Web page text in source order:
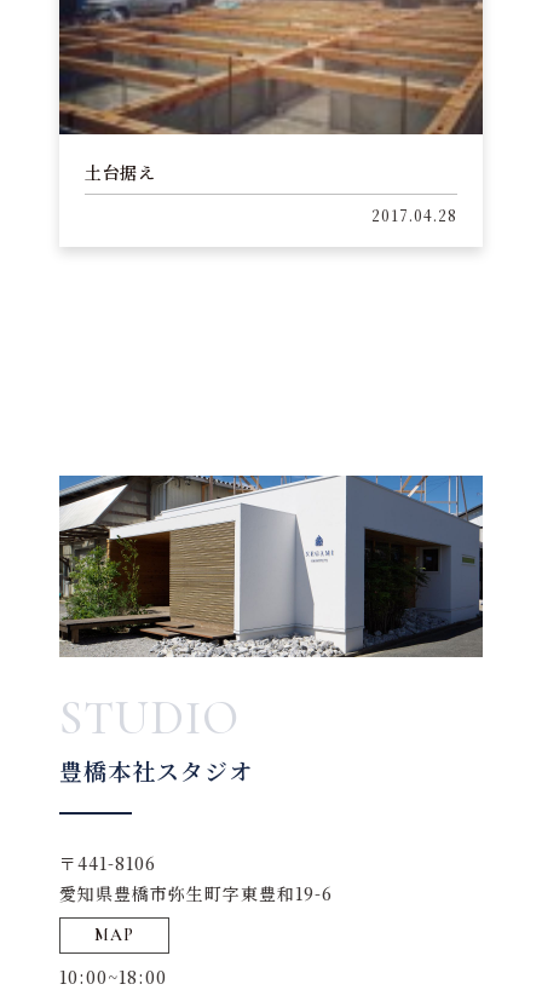
土台据え
2017.04.28
STUDIO
豊橋本社スタジオ
〒441-8106
愛知県豊橋市弥生町字東豊和19-6
MAP
10:00~18:00